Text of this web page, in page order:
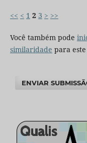
<< < 1 2 3 > >>
Você também pode
similaridade para
ENVIAR